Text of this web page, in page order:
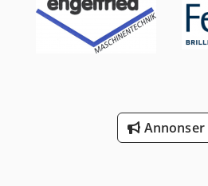
Annonser